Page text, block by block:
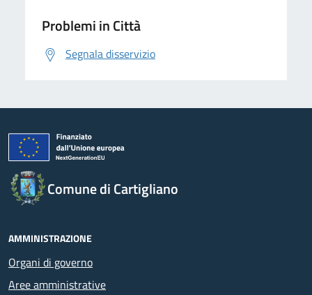
Problemi in Città
Segnala disservizio
Comune di Cartigliano
AMMINISTRAZIONE
Organi di governo
Aree amministrative